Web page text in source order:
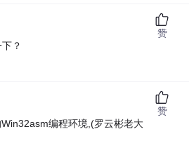
？
赞
编程环境,(罗云彬老大
赞